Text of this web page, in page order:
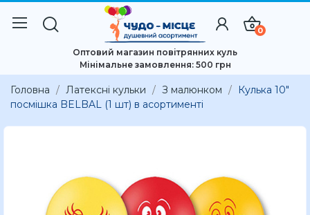
0
Оптовий магазин повітрянних куль
Мінімальне замовлення: 500 грн
Головна Латексні кульки З малюнком
Кулька 10"
посмішка BELBAL (1 шт) в асортименті